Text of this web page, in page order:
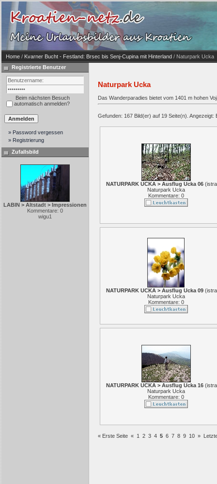
Home / Kvarner Bucht - Festland: Brsec bis Senj-Cupina mit Hinterland / Naturpark Ucka
Registrierte Benutzer
Beim nächsten Besuch
automatisch anmelden?
» Password vergessen
» Registrierung
Zufallsbild
LABIN > Altstadt > Impressionen
Kommentare: 0
wigu1
Naturpark Ucka
Das Wanderparadies bietet vom 1401 m hohen
Gefunden: 167 Bild(er) auf 19 Seite(n). Angezeigt:
NATURPARK UCKA > Ausflug Ucka 06 (
Naturpark Ucka
Kommentare: 0
NATURPARK UCKA > Ausflug Ucka 09 (
Naturpark Ucka
Kommentare: 0
NATURPARK UCKA > Ausflug Ucka 16 (
Naturpark Ucka
Kommentare: 0
« Erste Seite « 1 2 3 4 5 6 7 8 9 10 »